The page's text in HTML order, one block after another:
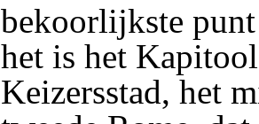
bekoorlijkste
het is het
Keizersstad, het